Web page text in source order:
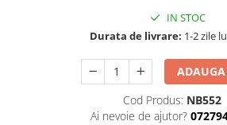
IN STOC
Durata de livrare: 1-2 zile
Cod Produs: NB552
Ai nevoie de ajutor?